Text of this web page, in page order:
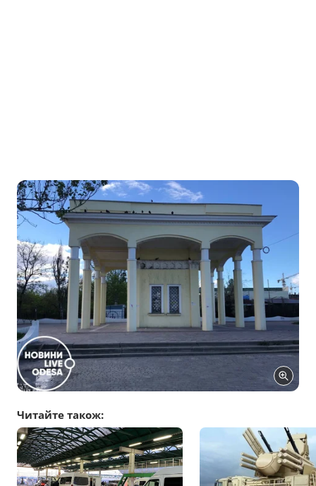
Читайте також: